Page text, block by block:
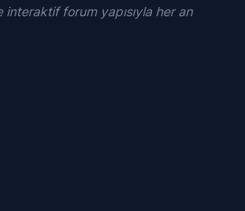
forum yapısıyla her an